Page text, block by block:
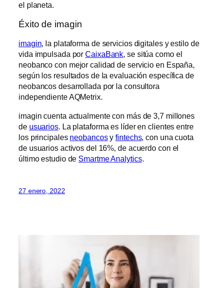
el planeta.
Éxito de imagin
imagin, la plataforma de servicios digitales y estilo de
vida impulsada porCaixaBank, se sitúa como el
neobanco con mejor calidad de servicio en España,
según los resultados de la evaluación específica de
neobancos desarrollada por la consultora
independiente AQMetrix.
imagin cuenta actualmente con más de 3,7 millones
de usuarios. La plataforma es líder en clientes entre
los principales neobancosyfintechs, con una cuota
de usuarios activos del 16%, de acuerdo con el
último estudio de Smartme Analytics.
27 enero, 2022